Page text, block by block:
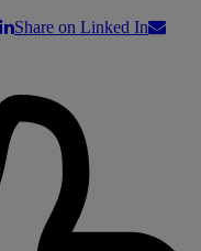
Share on Linked In